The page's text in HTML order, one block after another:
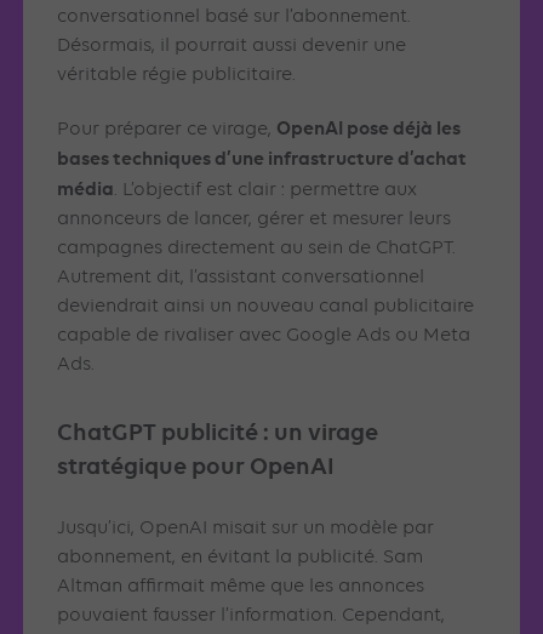
conversationnel basé sur l’abonnement.
Désormais, il pourrait aussi devenir une
véritable régie publicitaire.
Pour préparer ce virage, OpenAI pose déjà les
bases techniques d’une infrastructure d’achat
média. L’objectif est clair : permettre aux
annonceurs de lancer, gérer et mesurer leurs
campagnes directement au sein de ChatGPT.
Autrement dit, l’assistant conversationnel
deviendrait ainsi un nouveau canal publicitaire
capable de rivaliser avec Google Ads ou Meta
Ads.
ChatGPT publicité : un virage
stratégique pour OpenAI
Jusqu’ici, OpenAI misait sur un modèle par
abonnement, en évitant la publicité. Sam
Altman affirmait même que les annonces
pouvaient fausser l’information. Cependant,